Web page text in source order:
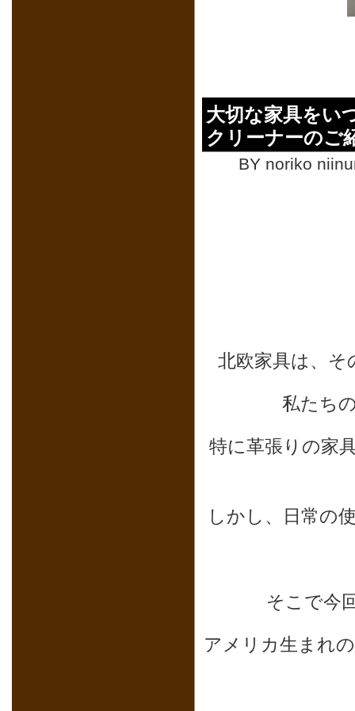
大切な家具をい
クリーナーのご
BY noriko
北欧家具は、
私たち
特に革張りの家
しかし、日常の
そこで今
アメリカ生まれ